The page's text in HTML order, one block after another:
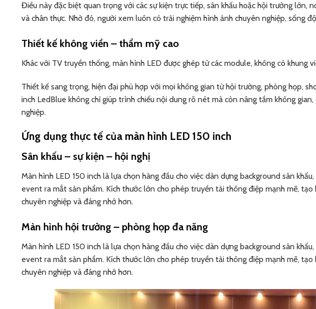
Điều này đặc biệt quan trọng với các sự kiện trực tiếp, sân khấu hoặc hội trường lớn,
và chân thực. Nhờ đó, người xem luôn có trải nghiệm hình ảnh chuyên nghiệp, sống
Thiết kế không viền – thẩm mỹ cao
Khác với TV truyền thống, màn hình LED được ghép từ các module, không có khung
Thiết kế sang trọng, hiện đại phù hợp với mọi không gian từ hội trường, phòng họp,
inch LedBlue không chỉ giúp trình chiếu nội dung rõ nét mà còn nâng tầm không
nghiệp.
Ứng dụng thực tế của màn hình LED 150 inch
Sân khấu – sự kiện – hội nghị
Màn hình LED 150 inch là lựa chọn hàng đầu cho việc dàn dựng background sân
event ra mắt sản phẩm. Kích thước lớn cho phép truyền tải thông điệp mạnh mẽ,
chuyên nghiệp và đáng nhớ hơn.
Màn hình hội trường – phòng họp đa năng
Màn hình LED 150 inch là lựa chọn hàng đầu cho việc dàn dựng background sân
event ra mắt sản phẩm. Kích thước lớn cho phép truyền tải thông điệp mạnh mẽ,
chuyên nghiệp và đáng nhớ hơn.